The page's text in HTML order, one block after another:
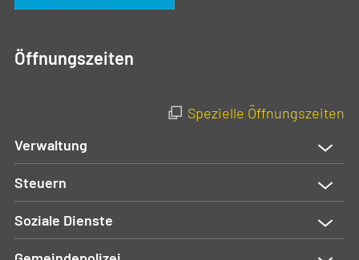
Öffnungszeiten
Spezielle Öffnungszeiten
Verwaltung
Steuern
Soziale Dienste